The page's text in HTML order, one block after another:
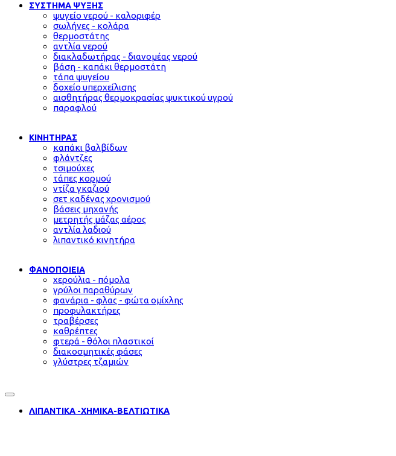
ΣΥΣΤΗΜΑ ΨΥΞΗΣ
ψυγείο νερού - καλοριφέρ
σωλήνες - κολάρα
θερμοστάτης
αντλία νερού
διακλαδωτήρας - διανομέας νερού
βάση - καπάκι θερμοστάτη
τάπα ψυγείου
δοχείο υπερχείλισης
αισθητήρας θερμοκρασίας ψυκτικού υγρού
παραφλού
ΚΙΝΗΤΗΡΑΣ
καπάκι βαλβίδων
φλάντζες
τσιμούχες
τάπες κορμού
ντίζα γκαζιού
σετ καδένας χρονισμού
βάσεις μηχανής
μετρητής μάζας αέρος
αντλία λαδιού
λιπαντικό κινητήρα
ΦΑΝΟΠΟΙΕΙΑ
χερούλια - πόμολα
γρύλοι παραθύρων
φανάρια - φλας - φώτα ομίχλης
προφυλακτήρες
τραβέρσες
καθρέπτες
φτερά - θόλοι πλαστικοί
διακοσμητικές φάσες
γλύστρες τζαμιών
ΛΙΠΑΝΤΙΚΑ -ΧΗΜΙΚΑ-ΒΕΛΤΙΩΤΙΚΑ